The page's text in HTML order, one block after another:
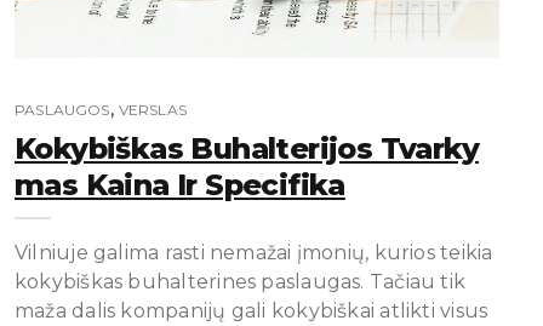
PASLAUGOS, VERSLAS
Kokybiškas Buhalterijos Tvarky
Mas Kaina Ir Specifika
Vilniuje galima rasti nemažai įmonių, kurios teikia
kokybiškas buhalterines paslaugas. Tačiau tik
maža dalis kompanijų gali kokybiškai atlikti visus